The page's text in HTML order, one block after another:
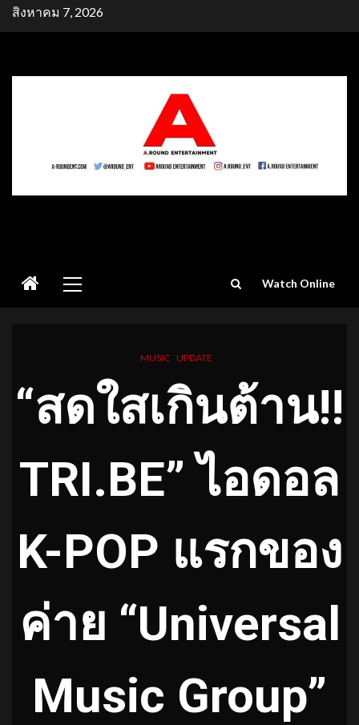
Skipสิงหาคม 7, 2026
Menu
Watch Online
MUSIC UPDATE
“สดใสเกินต้าน!!
TRI.BE” ไอดอล
K-POP แรกของ
ค่าย “Universal
Music Group”